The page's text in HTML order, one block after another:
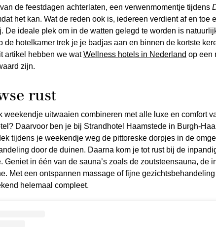
de feestdagen achterlaten, een verwenmomentje tijdens
het kan. Wat de reden ook is, iedereen verdient af en toe
De ideale plek om in de watten gelegd te worden is
de hotelkamer trek je je badjas aan en binnen de kortste
artikel hebben we watWellness hotels in Nederland op een
zijn.
rust
weekendje uitwaaien combineren met alle luxe en comfort
Daarvoor ben je bij Strandhotel Haamstede in Burgh-
tijdens je weekendje weg de pittoreske dorpjes in de
door de duinen. Daarna kom je tot rust bij de
Geniet in één van de sauna’s zoals de zoutsteensauna, de
Met een ontspannen massage of fijne
helemaal compleet.